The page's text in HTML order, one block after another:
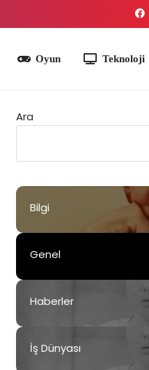
Teknoloji
Ara
Bilgi
Genel
Haberler
İş Dünyası